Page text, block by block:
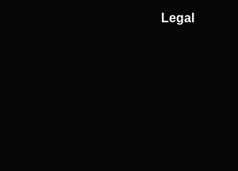
Legal